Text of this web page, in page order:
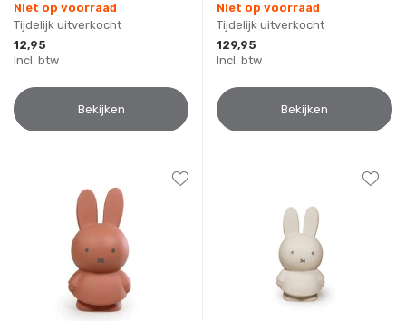
Niet op voorraad
Tijdelijk uitverkocht
12,95
Incl. btw
Bekijken
Niet op voorraad
Tijdelijk uitverkocht
129,95
Incl. btw
Bekijken